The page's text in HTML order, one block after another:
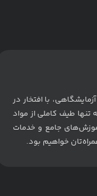
با افتخار در
تنها طیف کاملی از مواد
آموزش‌های جامع و خدمات
خواهیم بود.